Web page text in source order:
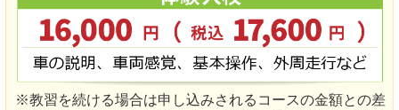
※教習を続ける場合は申し込みされるコースの金額との差